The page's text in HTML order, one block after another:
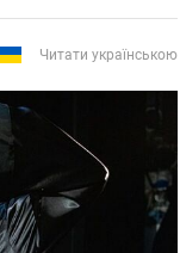
Читати українською